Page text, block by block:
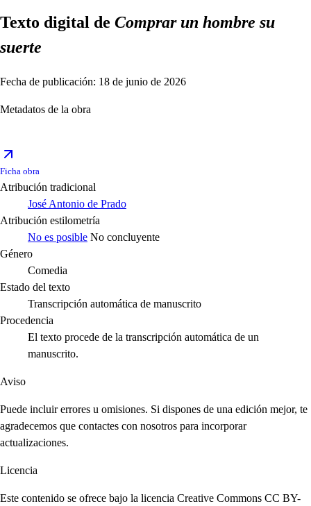
Texto digital de Comprar un hombre su
suerte
Fecha de publicación: 18 de junio de 2026
Metadatos de la obra
Ficha obra
Atribución tradicional
José Antonio de Prado
Atribución estilometría
No es posible No concluyente
Género
Comedia
Estado del texto
Transcripción automática de manuscrito
Procedencia
El texto procede de la transcripción automática de un
manuscrito.
Aviso
Puede incluir errores u omisiones. Si dispones de una edición mejor, te
agradecemos que contactes con nosotros para incorporar
actualizaciones.
Licencia
Este contenido se ofrece bajo la licencia Creative Commons CC BY-